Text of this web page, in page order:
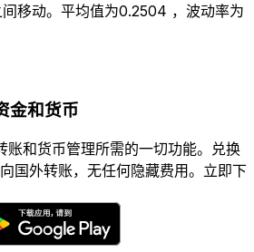
移动。平均值为0.2504 ，波动率为
金和货币
账和货币管理所需的一切功能。兑换
国外转账，无任何隐藏费用。立即下